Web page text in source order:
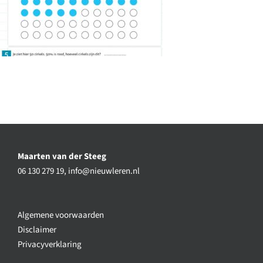
Maarten van der Steeg
06 130 279 19, info@nieuwleren.nl
Algemene voorwaarden
Disclaimer
Privacyverklaring